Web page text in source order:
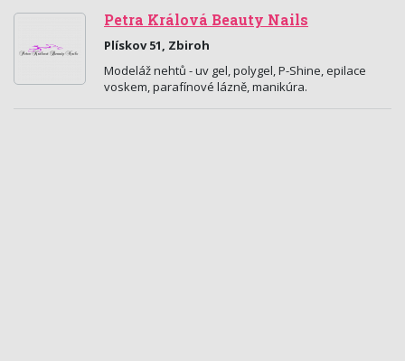
Petra Králová Beauty Nails
Plískov 51, Zbiroh
Modeláž nehtů - uv gel, polygel, P-Shine, epilace
voskem, parafínové lázně, manikúra.